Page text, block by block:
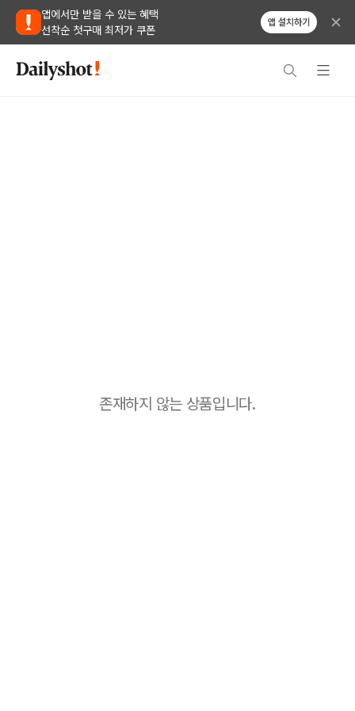
앱에서만 받을 수 있는 혜택
선착순 첫구매 최저가 쿠폰
앱 설치하기
존재하지 않는 상품입니다.